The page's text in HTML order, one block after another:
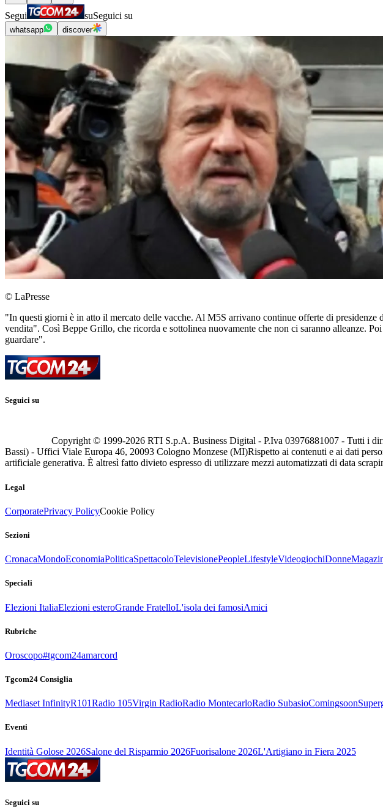
Segui suSeguici su
whatsapp discover
© LaPresse
"In questi giorni è in atto il mercato delle vacche. Al M5S arrivano continue offerte di
vendita". Così Beppe Grillo, che ricorda e sottolinea nuovamente che non ci saranno alleanze.
guardare".
Seguici su
Copyright © 1999-2026 RTI S.p.A. Business Digital - P.Iva 03976881007 - Tutti i
Bassi) - Uffici Viale Europa 46, 20093 Cologno Monzese (MI)Rispetto ai contenuti e ai dati
artificiale generativa. È altresì fatto divieto espresso di utilizzare mezzi automatizzati di data
Legal
CorporatePrivacy PolicyCookie Policy
Sezioni
CronacaMondoEconomiaPoliticaSpettacoloTelevisionePeopleLifestyleVideogiochiDonne
Speciali
Elezioni ItaliaElezioni esteroGrande FratelloL'isola dei famosiAmici
Rubriche
Oroscopo#tgcom24amarcord
Tgcom24 Consiglia
Mediaset InfinityR101Radio 105Virgin RadioRadio MontecarloRadio SubasioComingsoon
Eventi
Identità Golose 2026Salone del Risparmio 2026Fuorisalone 2026L'Artigiano in Fiera 2025
Seguici su